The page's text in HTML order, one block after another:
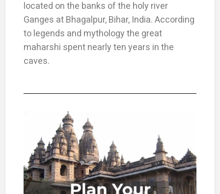
located on the banks of the holy river
Ganges at Bhagalpur, Bihar, India. According
to legends and mythology the great
maharshi spent nearly ten years in the
caves.